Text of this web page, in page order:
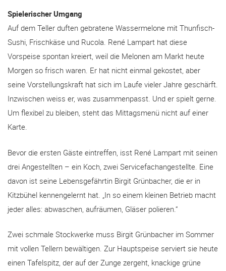
Spielerischer Umgang
Auf dem Teller duften gebratene Wassermelone mit Thunfisch-
Sushi, Frischkäse und Rucola. René Lampart hat diese
Vorspeise spontan kreiert, weil die Melonen am Markt heute
Morgen so frisch waren. Er hat nicht einmal gekostet, aber
seine Vorstellungskraft hat sich im Laufe vieler Jahre geschärft.
Inzwischen weiss er, was zusammenpasst. Und er spielt gerne.
Um flexibel zu bleiben, steht das Mittagsmenü nicht auf einer
Karte.
Bevor die ersten Gäste eintreffen, isst René Lampart mit seinen
drei Angestellten – ein Koch, zwei Servicefachangestellte. Eine
davon ist seine Lebensgefährtin Birgit Grünbacher, die er in
Kitzbühel kennengelernt hat. „In so einem kleinen Betrieb macht
jeder alles: abwaschen, aufräumen, Gläser polieren.“
Zwei schmale Stockwerke muss Birgit Grünbacher im Sommer
mit vollen Tellern bewältigen. Zur Hauptspeise serviert sie heute
einen Tafelspitz, der auf der Zunge zergeht, knackige grüne